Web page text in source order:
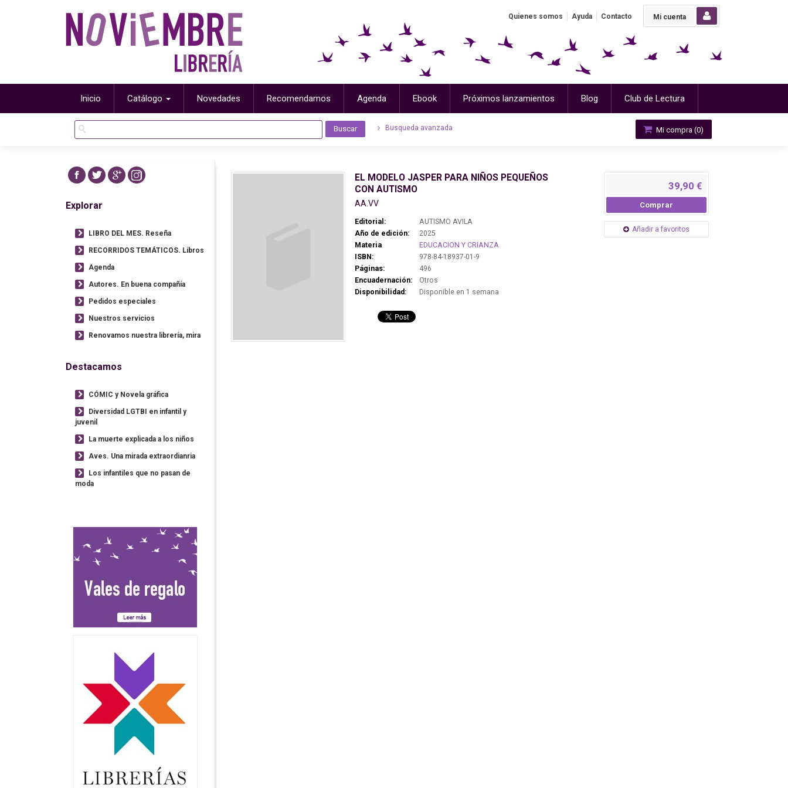
Mi cuenta
Quienes somos Ayuda Contacto
Inicio Catálogo Novedades Recomendamos Agenda Ebook Próximos lanzamientos Blog Club de Lectura
Busqueda avanzada Mi compra (0)
EL MODELO JASPER PARA NIÑOS PEQUEÑOS
CON AUTISMO
AA.VV
Editorial:
AUTISMO AVILA
Año de edición:
2025
Materia
EDUCACION Y CRIANZA
ISBN:
978-84-18937-01-9
Páginas:
496
Encuadernación:
Otros
Disponibilidad:
Disponible en 1 semana
39,90 €
Comprar
Añadir a favoritos
Explorar
LIBRO DEL MES. Reseña
RECORRIDOS TEMÁTICOS. Libros
Agenda
Autores. En buena compañía
Pedidos especiales
Nuestros servicios
Renovamos nuestra librería, mira
Destacamos
CÓMIC y Novela gráfica
Diversidad LGTBI en infantil y
juvenil
La muerte explicada a los niños
Aves. Una mirada extraordianria
Los infantiles que no pasan de
moda